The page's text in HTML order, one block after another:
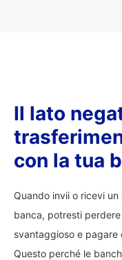
Il lato
con la tua
Quando invii o ricevi
banca, potresti
svantaggioso e pagare
Questo perché le